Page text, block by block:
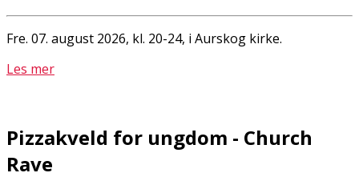
Fre. 07. august 2026, kl. 20-24, i Aurskog kirke.
Les mer
Pizzakveld for ungdom - Church
Rave